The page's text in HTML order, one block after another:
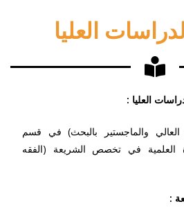
العليا
العليا :
والماجستير بالبحث) في قسم
العلمية في تخصص الشريعة (الفقه
: